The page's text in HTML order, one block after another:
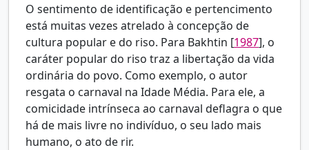
O sentimento de identificação e pertencimento
está muitas vezes atrelado à concepção de
cultura popular e do riso. Para Bakhtin [1987], o
caráter popular do riso traz a libertação da vida
ordinária do povo. Como exemplo, o autor
resgata o carnaval na Idade Média. Para ele, a
comicidade intrínseca ao carnaval deflagra o que
há de mais livre no indivíduo, o seu lado mais
humano, o ato de rir.